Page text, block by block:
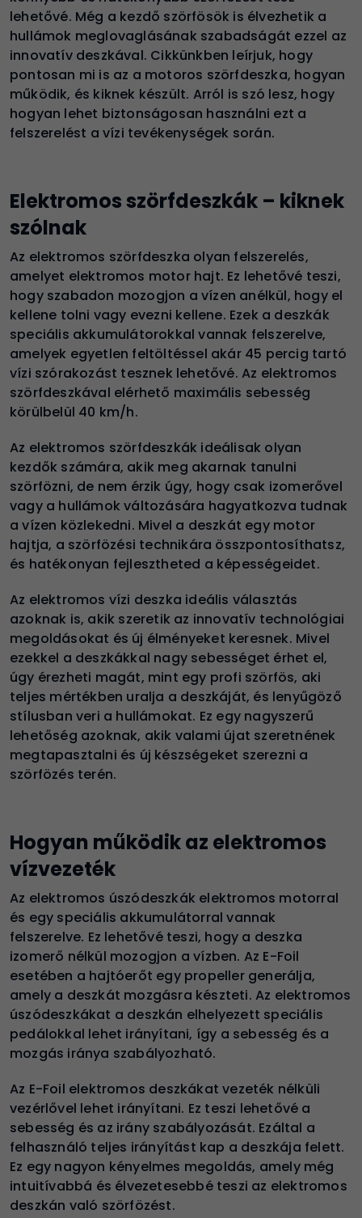
lehetővé. Még a kezdő szörfösök is élvezhetik a
hullámok meglovaglásának szabadságát ezzel az
innovatív deszkával. Cikkünkben leírjuk, hogy
pontosan mi is az a motoros szörfdeszka, hogyan
működik, és kiknek készült. Arról is szó lesz, hogy
hogyan lehet biztonságosan használni ezt a
felszerelést a vízi tevékenységek során.
Elektromos szörfdeszkák – kiknek
szólnak
Az elektromos szörfdeszka olyan felszerelés,
amelyet elektromos motor hajt. Ez lehetővé teszi,
hogy szabadon mozogjon a vízen anélkül, hogy el
kellene tolni vagy evezni kellene. Ezek a deszkák
speciális akkumulátorokkal vannak felszerelve,
amelyek egyetlen feltöltéssel akár 45 percig tartó
vízi szórakozást tesznek lehetővé. Az elektromos
szörfdeszkával elérhető maximális sebesség
körülbelül 40 km/h.
Az elektromos szörfdeszkák ideálisak olyan
kezdők számára, akik meg akarnak tanulni
szörfözni, de nem érzik úgy, hogy csak izomerővel
vagy a hullámok változására hagyatkozva tudnak
a vízen közlekedni. Mivel a deszkát egy motor
hajtja, a szörfözési technikára összpontosíthatsz,
és hatékonyan fejlesztheted a képességeidet.
Az elektromos vízi deszka ideális választás
azoknak is, akik szeretik az innovatív technológiai
megoldásokat és új élményeket keresnek. Mivel
ezekkel a deszkákkal nagy sebességet érhet el,
úgy érezheti magát, mint egy profi szörfös, aki
teljes mértékben uralja a deszkáját, és lenyűgöző
stílusban veri a hullámokat. Ez egy nagyszerű
lehetőség azoknak, akik valami újat szeretnének
megtapasztalni és új készségeket szerezni a
szörfözés terén.
Hogyan működik az elektromos
vízvezeték
Az elektromos úszódeszkák elektromos motorral
és egy speciális akkumulátorral vannak
felszerelve. Ez lehetővé teszi, hogy a deszka
izomerő nélkül mozogjon a vízben. Az E-Foil
esetében a hajtóerőt egy propeller generálja,
amely a deszkát mozgásra készteti. Az elektromos
úszódeszkákat a deszkán elhelyezett speciális
pedálokkal lehet irányítani, így a sebesség és a
mozgás iránya szabályozható.
Az E-Foil elektromos deszkákat vezeték nélküli
vezérlővel lehet irányítani. Ez teszi lehetővé a
sebesség és az irány szabályozását. Ezáltal a
felhasználó teljes irányítást kap a deszkája felett.
Ez egy nagyon kényelmes megoldás, amely még
intuitívabbá és élvezetesebbé teszi az elektromos
deszkán való szörfözést.